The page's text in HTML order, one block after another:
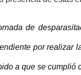
de
por realizar
a que se cumplió